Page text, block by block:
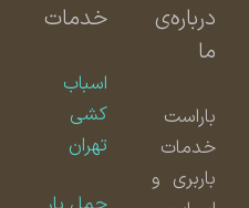
درباره‌ی
باراست
خدمات
باربری و
خدمات
اسباب
کشی
تهران